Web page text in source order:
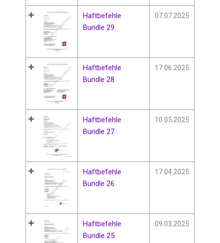
Haftbefehle
Bundle 29
07.07.2025
Haftbefehle
Bundle 28
17.06.2025
Haftbefehle
Bundle 27
10.05.2025
Haftbefehle
Bundle 26
17.04.2025
Haftbefehle
Bundle 25
09.03.2025